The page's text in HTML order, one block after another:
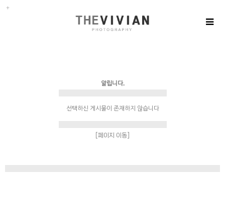
알립니다.
선택하신 게시물이 존재하지 않습니다
[페이지 이동]